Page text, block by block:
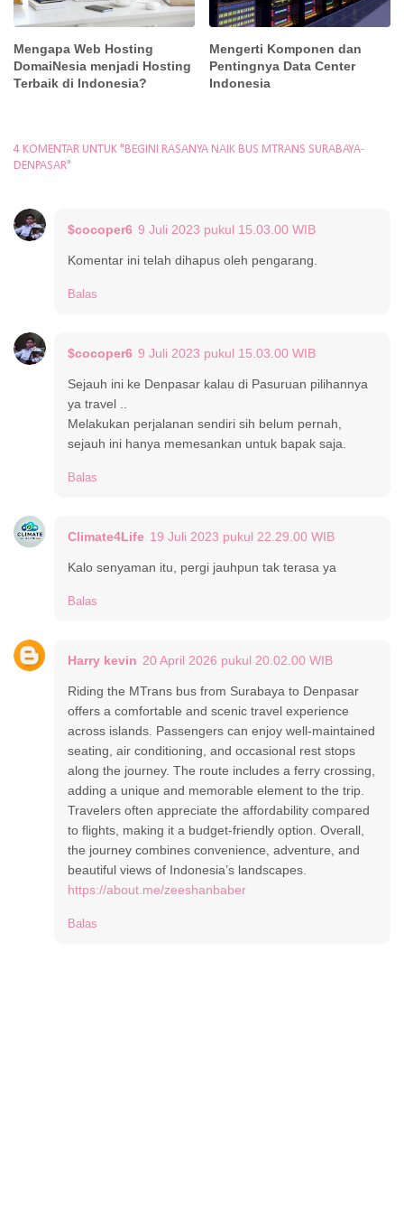
Mengapa Web Hosting
DomaiNesia menjadi Hosting
Terbaik di Indonesia?
Mengerti Komponen dan
Pentingnya Data Center
Indonesia
4 KOMENTAR UNTUK "BEGINI RASANYA NAIK BUS MTRANS SURABAYA-
DENPASAR"
$cocoper6 9 Juli 2023 pukul 15.03.00 WIB
Komentar ini telah dihapus oleh pengarang.
Balas
$cocoper6 9 Juli 2023 pukul 15.03.00 WIB
Sejauh ini ke Denpasar kalau di Pasuruan pilihannya
ya travel ..
Melakukan perjalanan sendiri sih belum pernah,
sejauh ini hanya memesankan untuk bapak saja.
Balas
Climate4Life 19 Juli 2023 pukul 22.29.00 WIB
Kalo senyaman itu, pergi jauhpun tak terasa ya
Balas
Harry kevin 20 April 2026 pukul 20.02.00 WIB
Riding the MTrans bus from Surabaya to Denpasar
offers a comfortable and scenic travel experience
across islands. Passengers can enjoy well-maintained
seating, air conditioning, and occasional rest stops
along the journey. The route includes a ferry crossing,
adding a unique and memorable element to the trip.
Travelers often appreciate the affordability compared
to flights, making it a budget-friendly option. Overall,
the journey combines convenience, adventure, and
beautiful views of Indonesia’s landscapes.
https://about.me/zeeshanbaber
Balas